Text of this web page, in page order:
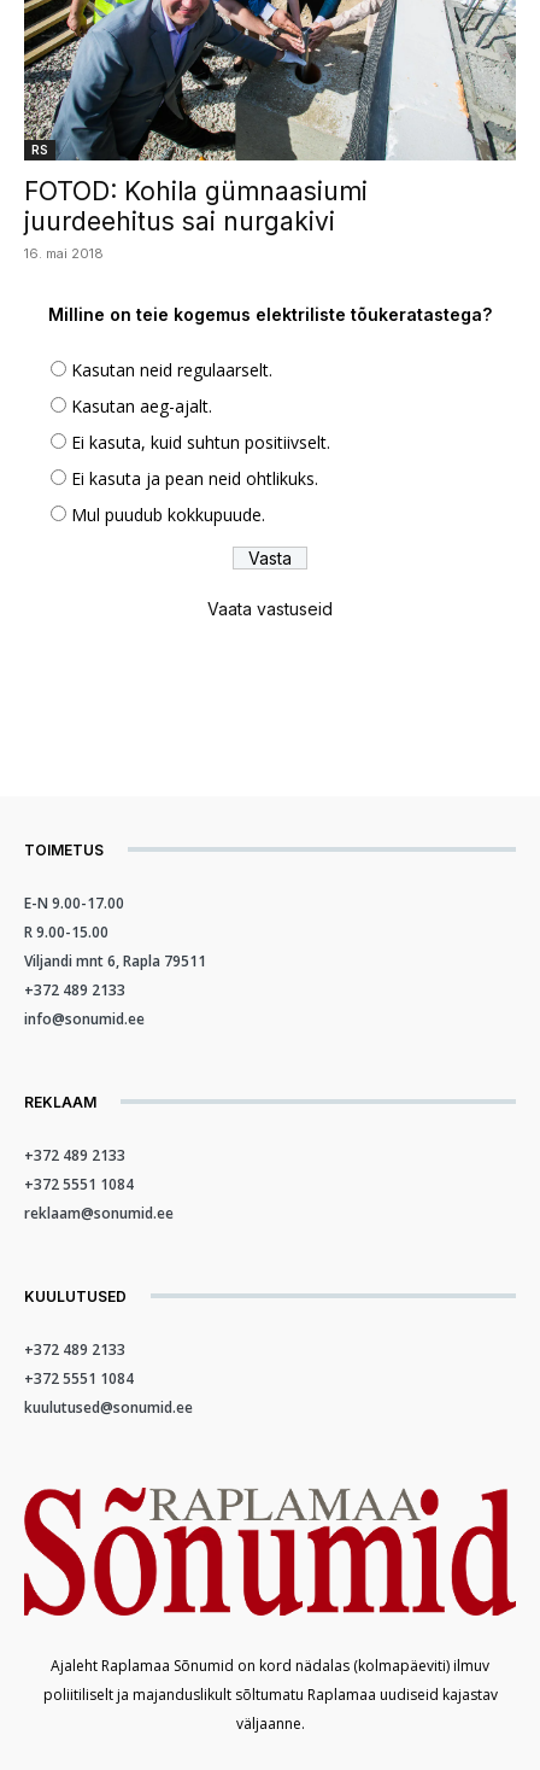
RS
FOTOD: Kohila gümnaasiumi
juurdeehitus sai nurgakivi
16. mai 2018
Milline on teie kogemus elektriliste tõukeratastega?
Kasutan neid regulaarselt.
Kasutan aeg-ajalt.
Ei kasuta, kuid suhtun positiivselt.
Ei kasuta ja pean neid ohtlikuks.
Mul puudub kokkupuude.
Vaata vastuseid
TOIMETUS
E-N 9.00-17.00
R 9.00-15.00
Viljandi mnt 6, Rapla 79511
+372 489 2133
info@sonumid.ee
REKLAAM
+372 489 2133
+372 5551 1084
reklaam@sonumid.ee
KUULUTUSED
+372 489 2133
+372 5551 1084
kuulutused@sonumid.ee
Ajaleht Raplamaa Sõnumid on kord nädalas (kolmapäeviti) ilmuv
poliitiliselt ja majanduslikult sõltumatu Raplamaa uudiseid kajastav
väljaanne.